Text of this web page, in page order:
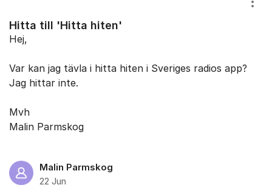
Hitta till 'Hitta hiten'
Hej,
Var kan jag tävla i hitta hiten i Sveriges radios app?
Jag hittar inte.
Mvh
Malin Parmskog
Malin Parmskog
22 Jun